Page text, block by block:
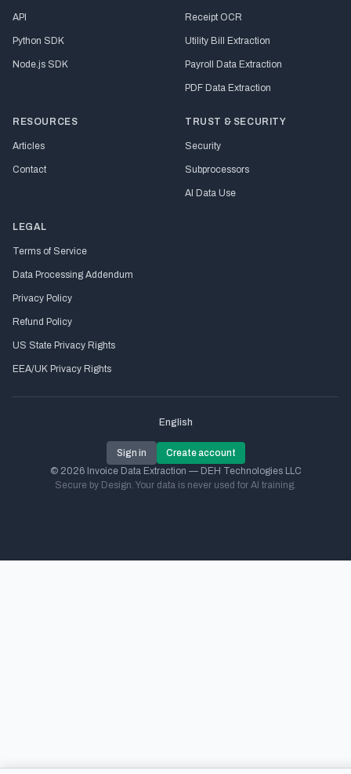
API
Python SDK
Node.js SDK
Receipt OCR
Utility Bill Extraction
Payroll Data Extraction
PDF Data Extraction
RESOURCES
Articles
Contact
TRUST & SECURITY
Security
Subprocessors
AI Data Use
LEGAL
Terms of Service
Data Processing Addendum
Privacy Policy
Refund Policy
US State Privacy Rights
EEA/UK Privacy Rights
English
Sign in
Create account
© 2026 Invoice Data Extraction — DEH Technologies LLC
Secure by Design. Your data is never used for AI training.